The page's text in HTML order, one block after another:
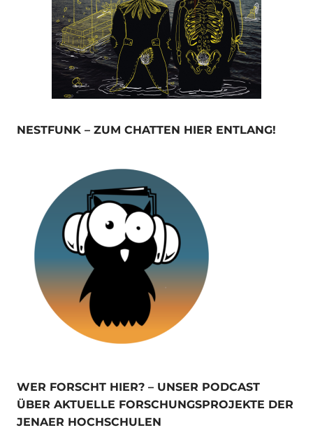
NESTFUNK – ZUM CHATTEN HIER ENTLANG!
WER FORSCHT HIER? – UNSER PODCAST
ÜBER AKTUELLE FORSCHUNGSPROJEKTE DER
JENAER HOCHSCHULEN